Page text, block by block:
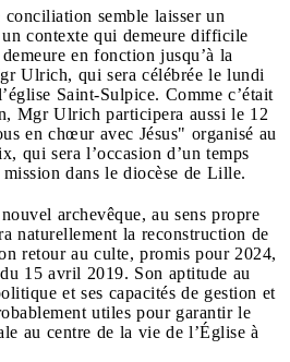
conciliation semble laisser un
contexte qui demeure difficile
en fonction jusqu’à la
Ulrich, qui sera célébrée le lundi
Saint-Sulpice. Comme c’était
Mgr Ulrich participera aussi le 12
en chœur avec Jésus" organisé au
qui sera l’occasion d’un temps
dans le diocèse de Lille.
archevêque, au sens propre
naturellement la reconstruction de
retour au culte, promis pour 2024,
15 avril 2019. Son aptitude au
et ses capacités de gestion et
utiles pour garantir le
au centre de la vie de l’Église à